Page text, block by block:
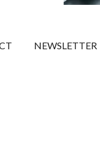
NEWSLETTER